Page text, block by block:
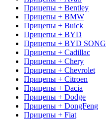
Прицепы + Bentley
Прицепы + BMW
Прицепы + Buick
Прицепы + BYD
Прицепы + BYD SONG
Прицепы + Cadillac
Прицепы + Chery
Прицепы + Chevrolet
Прицепы + Citroen
Прицепы + Dacia
Прицепы + Dodge
Прицепы + DongFeng
Прицепы + Fiat